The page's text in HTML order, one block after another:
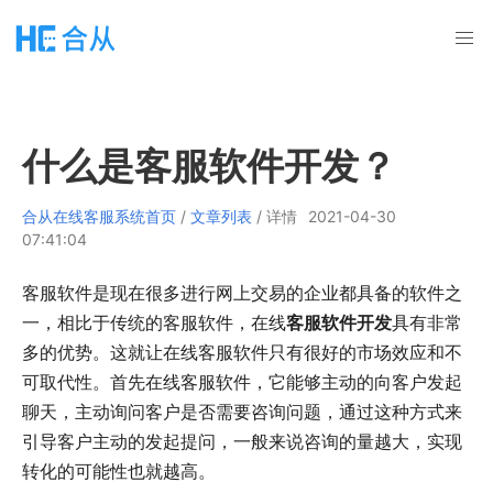
什么是客服软件开发？
合从在线客服系统首页 / 文章列表 / 详情
2021-04-30
07:41:04
客服软件是现在很多进行网上交易的企业都具备的软件之
一，相比于传统的客服软件，在线客服软件开发具有非常
多的优势。这就让在线客服软件只有很好的市场效应和不
可取代性。首先在线客服软件，它能够主动的向客户发起
聊天，主动询问客户是否需要咨询问题，通过这种方式来
引导客户主动的发起提问，一般来说咨询的量越大，实现
转化的可能性也就越高。